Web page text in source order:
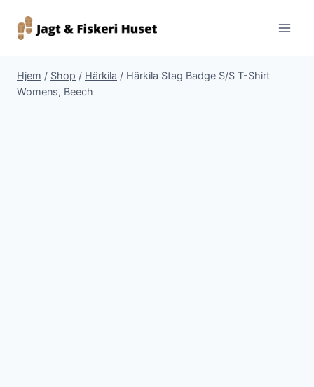
Hjem / Shop / Härkila / Härkila Stag Badge S/S T-Shirt
Womens, Beech